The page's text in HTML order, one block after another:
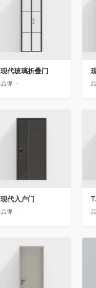
现代玻璃折叠门
品牌: -
收藏
现代入户门
品牌: -
收藏